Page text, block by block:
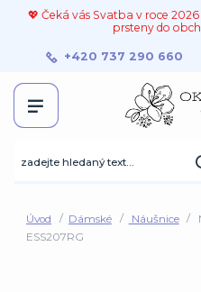
💖 Čeká vás Svatba v roce
prsteny do
+420 737 290 660
Úvod Dámské Náušnice
ESS207RG